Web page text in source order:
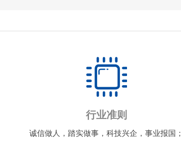
诚信做人，踏实做事，科技兴企，事业报国；
行业准则